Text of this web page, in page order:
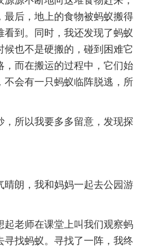
最后，地上的食物被蚂蚁搬得
到。同时，我还发现了蚂蚁
也不是硬搬的，碰到困难它
，而在搬运的过程中，它们始
不会有一只蚂蚁临阵脱逃，所
，所以我要多多留意，发现探
晴朗，我和妈妈一起去公园游
起老师在课堂上叫我们观察蚂
寻找蚂蚁。寻找了一阵，我终